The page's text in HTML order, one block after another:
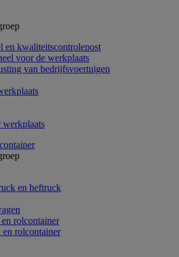
en kwaliteitscontrolepost
voor de werkplaats
van bedrijfsvoertuigen
werkplaats
en heftruck
rolcontainer
rolcontainer